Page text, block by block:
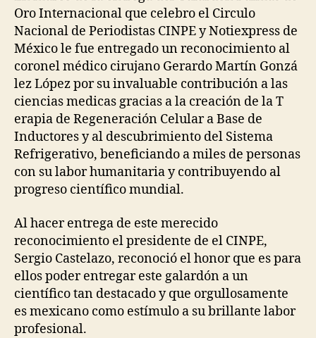
O​ro ​I​nternacional que celebro el Circulo
Nacional de Periodistas CINPE y Notiexpress de
México le fue entregado un reconocimiento al
coronel médico cirujano Gerardo Mart​í​n Gonz​á​
lez López por su invaluable contribución a las
ciencias medicas gracias a la creación de la ​T​
erapia de ​R​egeneración Celular a Base de
Inductores y al descubrimiento del Sistema
Refrigerativo, beneficiando a miles de personas
con su labor humanitaria y contribuyendo al
progreso científico mundial.
Al hacer entrega de este merecido
reconocimiento el presidente de el CINPE, ​
Sergio Castelazo, ​reconoció el honor que es para
ellos poder entregar este galardón a un
científico tan destacado y que orgullosamente
es mexicano como estímulo a su brillante labor
profesional.